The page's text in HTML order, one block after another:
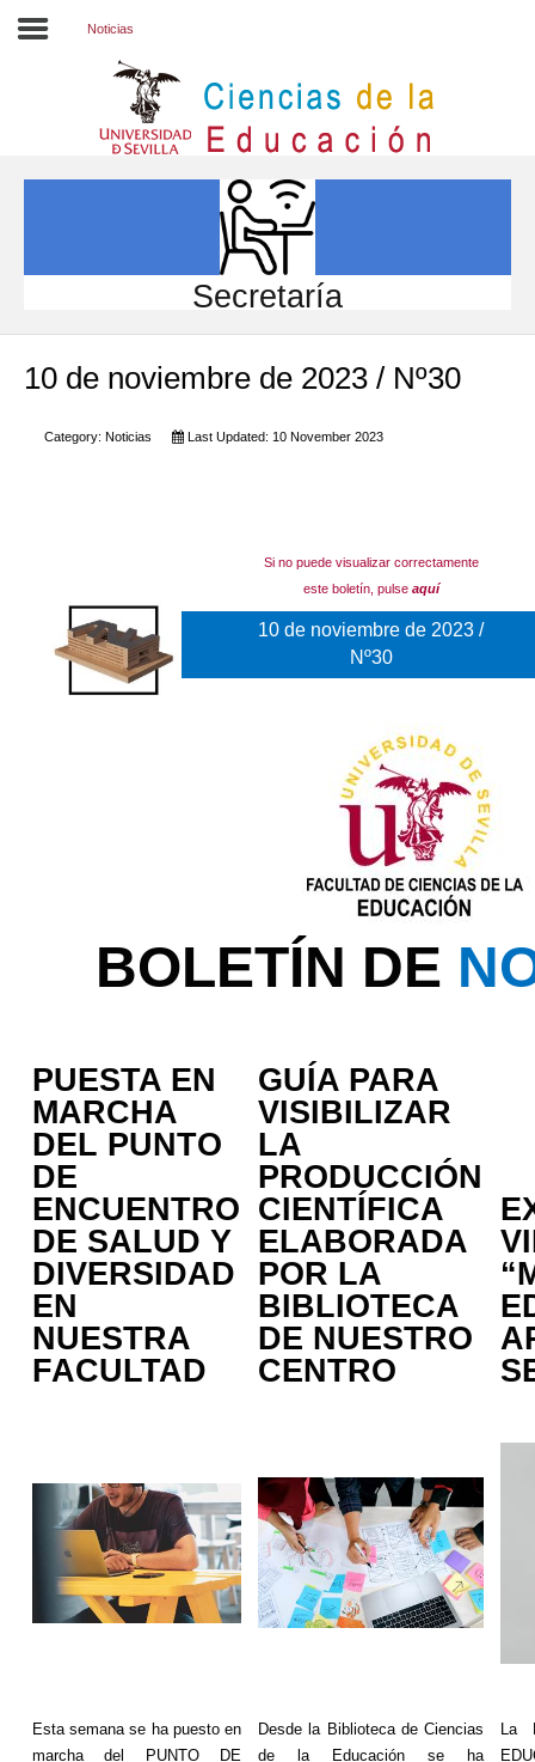
INVESTIGACIÓN
INTERNACIONAL
Directorio FCCE
Noticias
Secretaría
10 de noviembre de 2023 / Nº30
Category: Noticias Last Updated: 10 November 2023
Si no puede visualizar correctamente
este boletín, pulse aquí
10 de noviembre de 2023 /
Nº30
BOLETÍN DE
PUESTA EN
MARCHA
DEL PUNTO
DE
ENCUENTRO
DE SALUD Y
DIVERSIDAD
EN
NUESTRA
FACULTAD
GUÍA PARA
VISIBILIZAR
LA
PRODUCCIÓN
CIENTÍFICA
ELABORADA
POR LA
BIBLIOTECA
DE NUESTRO
CENTRO
Esta semana se ha puesto en
marcha del PUNTO DE
Desde la Biblioteca de Ciencias
de la Educación se ha
La